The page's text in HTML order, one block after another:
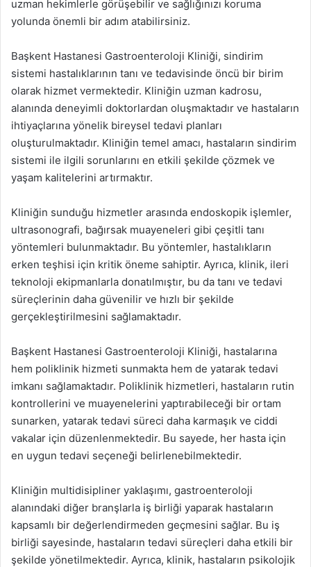
uzman hekimlerle görüşebilir ve sağlığınızı koruma
yolunda önemli bir adım atabilirsiniz.
Başkent Hastanesi Gastroenteroloji Kliniği, sindirim
sistemi hastalıklarının tanı ve tedavisinde öncü bir birim
olarak hizmet vermektedir. Kliniğin uzman kadrosu,
alanında deneyimli doktorlardan oluşmaktadır ve hastaların
ihtiyaçlarına yönelik bireysel tedavi planları
oluşturulmaktadır. Kliniğin temel amacı, hastaların sindirim
sistemi ile ilgili sorunlarını en etkili şekilde çözmek ve
yaşam kalitelerini artırmaktır.
Kliniğin sunduğu hizmetler arasında endoskopik işlemler,
ultrasonografi, bağırsak muayeneleri gibi çeşitli tanı
yöntemleri bulunmaktadır. Bu yöntemler, hastalıkların
erken teşhisi için kritik öneme sahiptir. Ayrıca, klinik, ileri
teknoloji ekipmanlarla donatılmıştır, bu da tanı ve tedavi
süreçlerinin daha güvenilir ve hızlı bir şekilde
gerçekleştirilmesini sağlamaktadır.
Başkent Hastanesi Gastroenteroloji Kliniği, hastalarına
hem poliklinik hizmeti sunmakta hem de yatarak tedavi
imkanı sağlamaktadır. Poliklinik hizmetleri, hastaların rutin
kontrollerini ve muayenelerini yaptırabileceği bir ortam
sunarken, yatarak tedavi süreci daha karmaşık ve ciddi
vakalar için düzenlenmektedir. Bu sayede, her hasta için
en uygun tedavi seçeneği belirlenebilmektedir.
Kliniğin multidisipliner yaklaşımı, gastroenteroloji
alanındaki diğer branşlarla iş birliği yaparak hastaların
kapsamlı bir değerlendirmeden geçmesini sağlar. Bu iş
birliği sayesinde, hastaların tedavi süreçleri daha etkili bir
şekilde yönetilmektedir. Ayrıca, klinik, hastaların psikolojik